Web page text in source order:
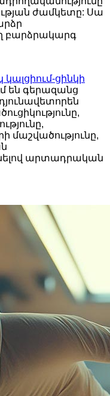
ժամկետը: Սա
բարձրակարգ
կալցիում-ցինկի
են գերազանց
մաշվածությունը,
արտադրական